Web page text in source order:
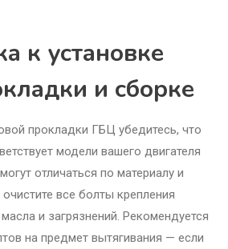
к установке
и сборке
прокладки ГБЦ убедитесь, что
модели вашего двигателя
отличаться по материалу и
все болты крепления
и загрязнений. Рекомендуется
на предмет вытягивания — если